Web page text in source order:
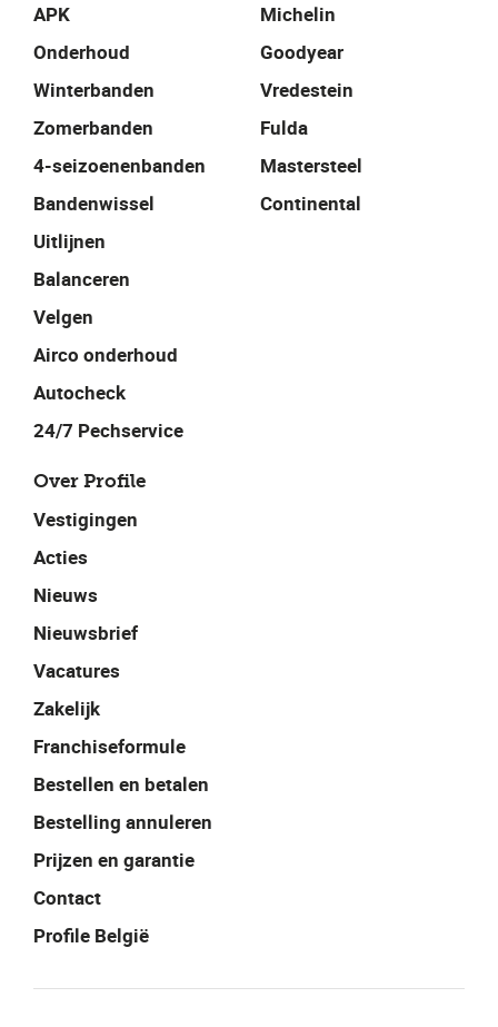
APK
Onderhoud
Winterbanden
Zomerbanden
4-seizoenenbanden
Bandenwissel
Uitlijnen
Balanceren
Velgen
Airco onderhoud
Autocheck
24/7 Pechservice
Michelin
Goodyear
Vredestein
Fulda
Mastersteel
Continental
Over Profile
Vestigingen
Acties
Nieuws
Nieuwsbrief
Vacatures
Zakelijk
Franchiseformule
Bestellen en betalen
Bestelling annuleren
Prijzen en garantie
Contact
Profile België